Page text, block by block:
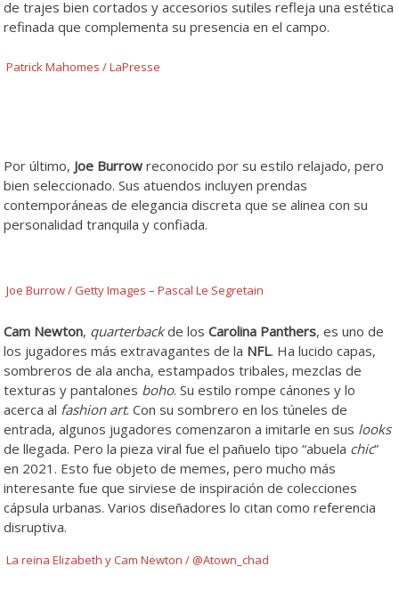
de trajes bien cortados y accesorios sutiles refleja una estética
refinada que complementa su presencia en el campo.
Patrick Mahomes / LaPresse
Por último, Joe Burrow reconocido por su estilo relajado, pero
bien seleccionado. Sus atuendos incluyen prendas
contemporáneas de elegancia discreta que se alinea con su
personalidad tranquila y confiada.
Joe Burrow / Getty Images – Pascal Le Segretain
Cam Newton, quarterbackde losCarolina Panthers, es uno de
los jugadores más extravagantes de la NFL. Ha lucido capas,
sombreros de ala ancha, estampados tribales, mezclas de
texturas y pantalones boho. Su estilo rompe cánones y lo
acerca al fashion art. Con su sombrero en los túneles de
entrada, algunos jugadores comenzaron a imitarle en sus looks
de llegada. Pero la pieza viral fue el pañuelo tipo “abuela chic”
en 2021. Esto fue objeto de memes, pero mucho más
interesante fue que sirviese de inspiración de colecciones
cápsula urbanas. Varios diseñadores lo citan como referencia
disruptiva.
La reina Elizabeth y Cam Newton / @Atown_chad